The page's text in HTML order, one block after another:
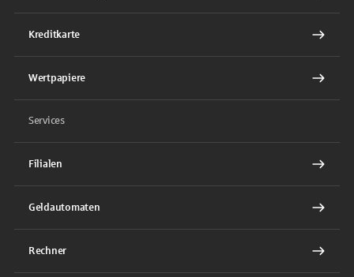
Kreditkarte
Wertpapiere
Services
Filialen
Geldautomaten
Rechner